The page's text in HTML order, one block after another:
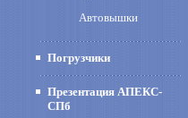
Автовышки
Погрузчики
Презентация АПЕКС-
СПб